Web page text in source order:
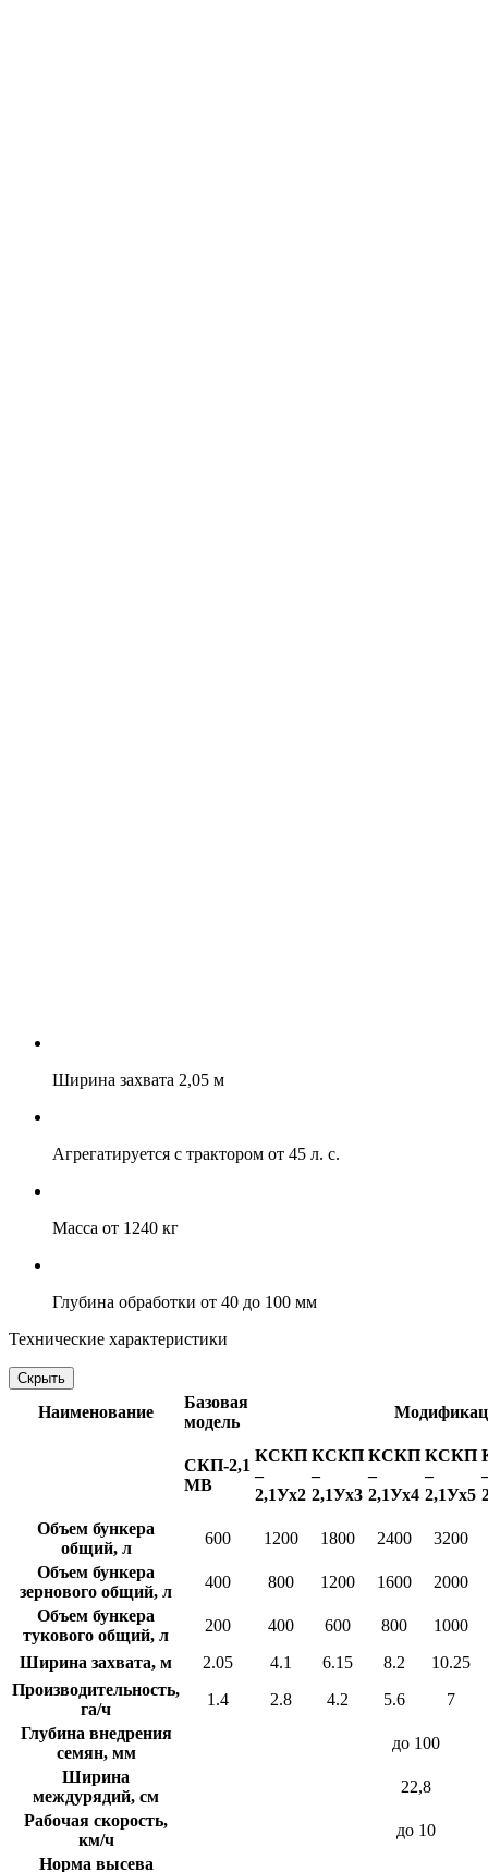
Ширина захвата 2,05 м
Агрегатируется с трактором от 45 л. с.
Масса от 1240 кг
Глубина обработки от 40 до 100 мм
Технические характеристики
Скрыть
Наименование
Базовая
модель
СКП-2,1
МВ
КСКП
–
2,1Ух2
КСКП
–
2,1Ух3
КСКП
–
2,1Ух4
КСКП
–
2,1Ух5
Объем бункера
общий, л
600 1200 1800 2400
3200
Объем бункера
зернового общий, л
400 800 1200 1600
2000
Объем бункера
тукового общий, л
200 400 600 800
1000
Ширина захвата, м
2.05 4.1 6.15 8.2
10.25
Производительность,
га/ч
1.4 2.8 4.2 5.6
7
Глубина внедрения
семян, мм
до 100
Ширина
междурядий, см
22,8
Рабочая скорость,
км/ч
до 10
Норма высева